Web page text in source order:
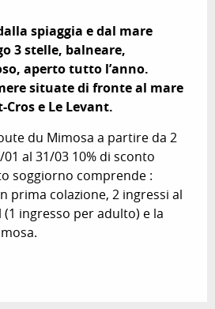
spiaggia e dal mare
3 stelle, balneare,
aperto tutto l’anno.
situate di fronte al mare
e Le Levant.
du Mimosa a partire da 2
al 31/03 10% di sconto
soggiorno comprende :
prima colazione, 2 ingressi al
(1 ingresso per adulto) e la